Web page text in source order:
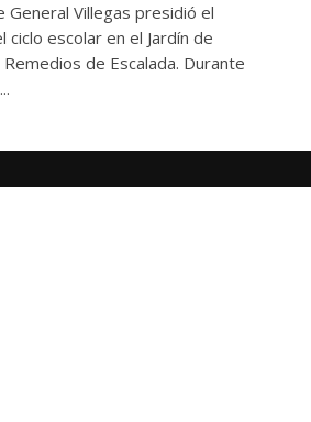
General Villegas presidió el
ciclo escolar en el Jardín de
de Escalada. Durante